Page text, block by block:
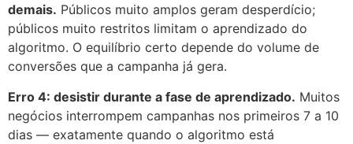
demais. Públicos muito amplos geram desperdício;
públicos muito restritos limitam o aprendizado do
algoritmo. O equilíbrio certo depende do volume de
conversões que a campanha já gera.
Erro 4: desistir durante a fase de aprendizado. Muitos
negócios interrompem campanhas nos primeiros 7 a 10
dias — exatamente quando o algoritmo está